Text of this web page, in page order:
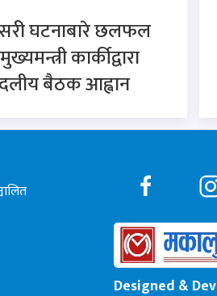
घटनाबारे छलफल
कार्कीद्वारा
बैठक आह्वान
Designed &